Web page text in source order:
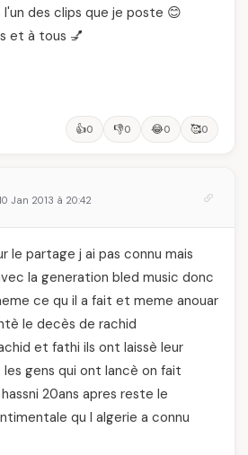
des clips que je poste 😊
et à tous 💅
👍0 👎0 😂0 🥰0
Jan 2013 à 20:42
le partage j ai pas connu mais
la generation bled music donc
ce qu il a fait et meme anouar
le decès de rachid
et fathi ils ont laissè leur
gens qui ont lancè on fait
20ans apres reste le
qu l algerie a connu